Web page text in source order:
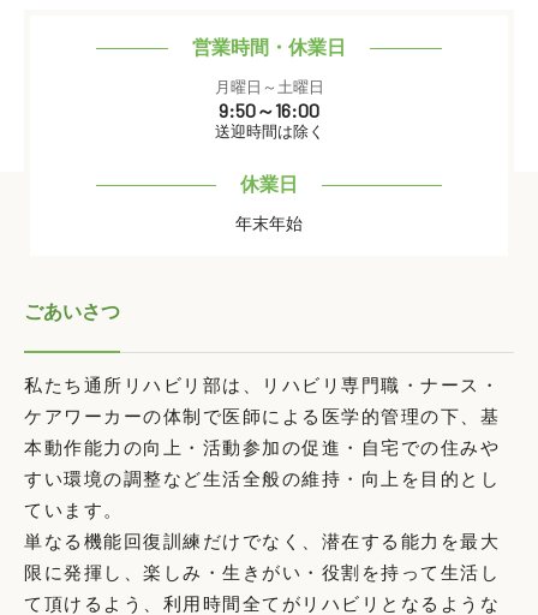
営業時間・休業日
月曜日～土曜日
9:50～16:00
送迎時間は除く
休業日
年末年始
ごあいさつ
私たち通所リハビリ部は、リハビリ専門職・ナース・
ケアワーカーの体制で医師による医学的管理の下、基
本動作能力の向上・活動参加の促進・自宅での住みや
すい環境の調整など生活全般の維持・向上を目的とし
ています。
単なる機能回復訓練だけでなく、潜在する能力を最大
限に発揮し、楽しみ・生きがい・役割を持って生活し
て頂けるよう、利用時間全てがリハビリとなるような